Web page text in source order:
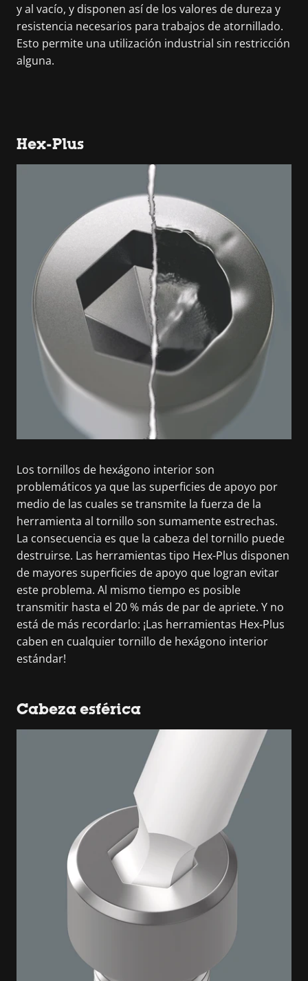
y al vacío, y disponen así de los valores de dureza y
resistencia necesarios para trabajos de atornillado.
Esto permite una utilización industrial sin restricción
alguna.
Hex-Plus
Los tornillos de hexágono interior son
problemáticos ya que las superficies de apoyo por
medio de las cuales se transmite la fuerza de la
herramienta al tornillo son sumamente estrechas.
La consecuencia es que la cabeza del tornillo puede
destruirse. Las herramientas tipo Hex-Plus disponen
de mayores superficies de apoyo que logran evitar
este problema. Al mismo tiempo es posible
transmitir hasta el 20 % más de par de apriete. Y no
está de más recordarlo: ¡Las herramientas Hex-Plus
caben en cualquier tornillo de hexágono interior
estándar!
Cabeza esférica